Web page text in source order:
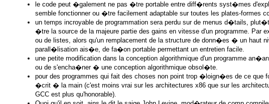
le code peut �galement ne pas �tre portable entre diff�rents syst�mes
semble fonctionner ou �tre facilement adaptable sur toutes les plates-formes
un temps incroyable de programmation sera perdu sur de menus d�tails,
�tre la source de la majeure partie des gains en vitesse d'un programme.
ou de listes, alors qu'un remplacement de la structure de donn�es � un haut
parall�lisation ais�e, de fa�on portable permettant un entretien facile.
une petite modification dans la conception algorithmique d'un programme
ou de s'encha�ner � une conception algorithmique obsol�te.
pour des programmes qui fait des choses non point trop �loign�es de ce que
�crit � la main (c'est moins vrai sur les architectures x86 que sur les
GCC est plus qu'honorable).